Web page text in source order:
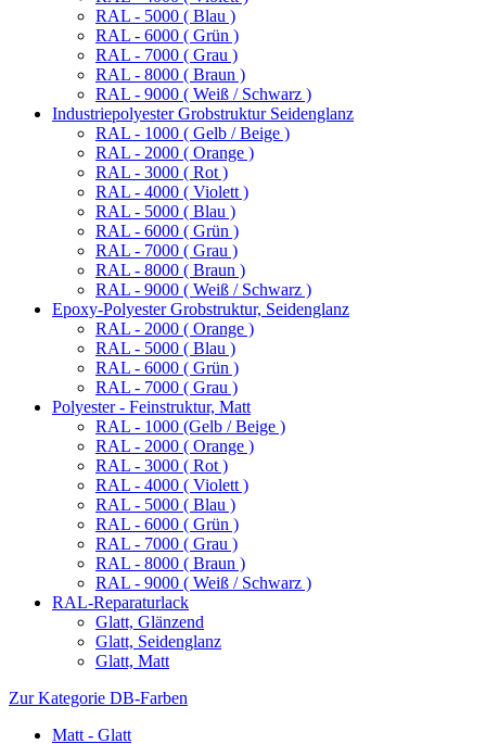
RAL - 5000 ( Blau )
RAL - 6000 ( Grün )
RAL - 7000 ( Grau )
RAL - 8000 ( Braun )
RAL - 9000 ( Weiß / Schwarz )
Industriepolyester Grobstruktur Seidenglanz
RAL - 1000 ( Gelb / Beige )
RAL - 2000 ( Orange )
RAL - 3000 ( Rot )
RAL - 4000 ( Violett )
RAL - 5000 ( Blau )
RAL - 6000 ( Grün )
RAL - 7000 ( Grau )
RAL - 8000 ( Braun )
RAL - 9000 ( Weiß / Schwarz )
Epoxy-Polyester Grobstruktur, Seidenglanz
RAL - 2000 ( Orange )
RAL - 5000 ( Blau )
RAL - 6000 ( Grün )
RAL - 7000 ( Grau )
Polyester - Feinstruktur, Matt
RAL - 1000 (Gelb / Beige )
RAL - 2000 ( Orange )
RAL - 3000 ( Rot )
RAL - 4000 ( Violett )
RAL - 5000 ( Blau )
RAL - 6000 ( Grün )
RAL - 7000 ( Grau )
RAL - 8000 ( Braun )
RAL - 9000 ( Weiß / Schwarz )
RAL-Reparaturlack
Glatt, Glänzend
Glatt, Seidenglanz
Glatt, Matt
Zur Kategorie DB-Farben
Matt - Glatt